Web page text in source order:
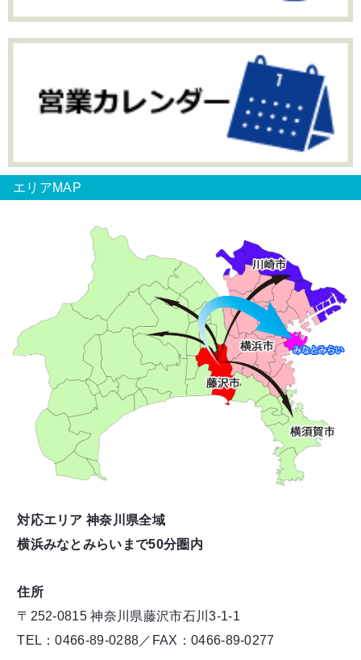
エリアMAP
対応エリア 神奈川県全域
横浜みなとみらいまで50分圏内
住所
〒252-0815 神奈川県藤沢市石川3-1-1
TEL：0466-89-0288／FAX：0466-89-0277